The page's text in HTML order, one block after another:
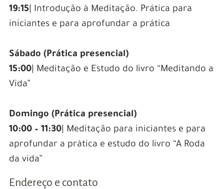
19:15| Introdução à Meditação. Prática para
iniciantes e para aprofundar a prática
Sábado (Prática presencial)
15:00| Meditação e Estudo do livro “Meditando a
Vida”
Domingo (Prática presencial)
10:00 – 11:30| Meditação para iniciantes e para
aprofundar a prática e estudo do livro “A Roda
da vida”
Endereço e contato